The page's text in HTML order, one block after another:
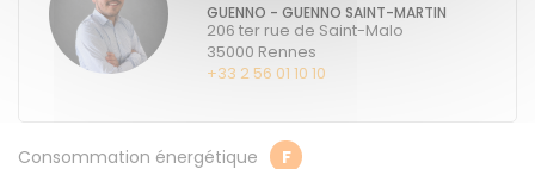
GUENNO - GUENNO SAINT-MARTIN
206 ter rue de Saint-Malo
35000 Rennes
+33 2 56 01 10 10
Consommation énergétique F